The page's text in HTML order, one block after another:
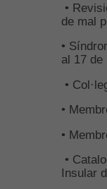
•
de mal
•
al 17 de
•
•
•
•
Insular